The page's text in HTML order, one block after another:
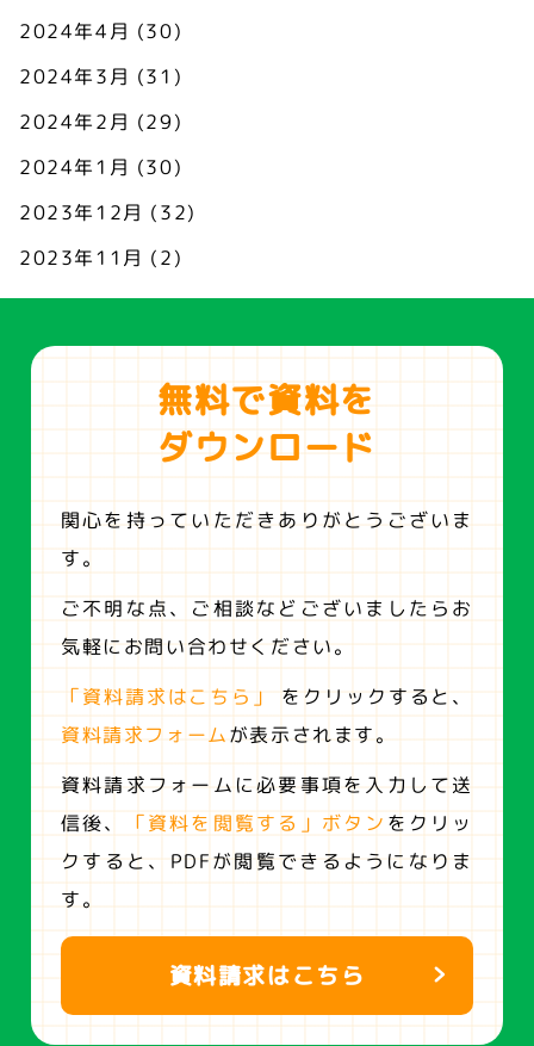
2024年4月 (30)
2024年3月 (31)
2024年2月 (29)
2024年1月 (30)
2023年12月 (32)
2023年11月 (2)
無料で資料を
ダウンロード
関心を持っていただきありがとうございま
す。
ご不明な点、ご相談などございましたらお
気軽にお問い合わせください。
「資料請求はこちら」
をクリックすると、
資料請求フォームが表示されます。
資料請求フォームに必要事項を入力して送
信後、
「資料を閲覧する」ボタン をクリッ
クすると、 PDFが閲覧できるようになりま
す。
資料請求はこちら